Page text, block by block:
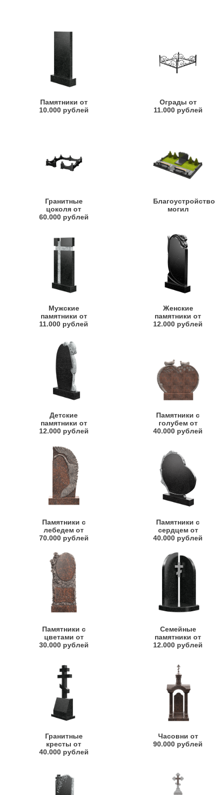
Памятники от
10.000 рублей
Ограды от
11.000 рублей
Гранитные
цоколя от
60.000 рублей
Благоустройство
могил
Мужские
памятники от
11.000 рублей
Женские
памятники от
12.000 рублей
Детские
памятники от
12.000 рублей
Памятники с
голубем от
40.000 рублей
Памятники с
лебедем от
70.000 рублей
Памятники с
сердцем от
40.000 рублей
Памятники с
цветами от
30.000 рублей
Семейные
памятники от
12.000 рублей
Гранитные
кресты от
40.000 рублей
Часовни от
90.000 рублей